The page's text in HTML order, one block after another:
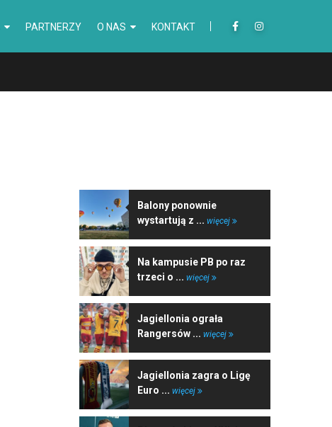
PARTNERZY O NAS KONTAKT
Balony ponownie
wystartują z ... więcej
Na kampusie PB po raz
trzeci o ... więcej
Jagiellonia ograła
Rangersów ... więcej
Jagiellonia zagra o Ligę
Euro ... więcej